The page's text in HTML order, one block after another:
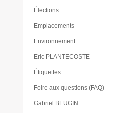
Élections
Emplacements
Environnement
Eric PLANTECOSTE
Étiquettes
Foire aux questions (FAQ)
Gabriel BEUGIN